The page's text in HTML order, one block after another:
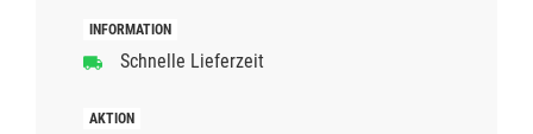
Schnelle Lieferzeit